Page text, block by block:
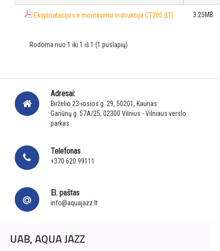
Eksploatacijos ir montavimo instrukcija CT200 (LT) 3.25MB
Rodoma nuo 1 iki 1 iš 1 (1 puslapių)
Adresai:
Birželio 23-iosios g. 29, 50201, Kaunas
Gariūnų g. 57A/25, 02300 Vilnius - Vilniaus verslo
parkas
Telefonas
+370 620 99111
El. paštas
info@aquajazz.lt
UAB, AQUA JAZZ